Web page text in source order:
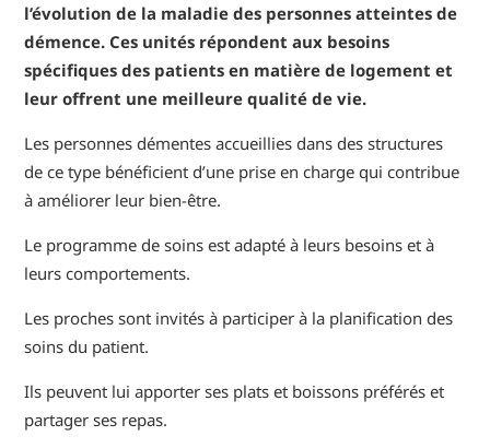
l’évolution de la maladie des personnes atteintes de
démence. Ces unités répondent aux besoins
spécifiques des patients en matière de logement et
leur offrent une meilleure qualité de vie.
Les personnes démentes accueillies dans des structures
de ce type bénéficient d’une prise en charge qui contribue
à améliorer leur bien-être.
Le programme de soins est adapté à leurs besoins et à
leurs comportements.
Les proches sont invités à participer à la planification des
soins du patient.
Ils peuvent lui apporter ses plats et boissons préférés et
partager ses repas.